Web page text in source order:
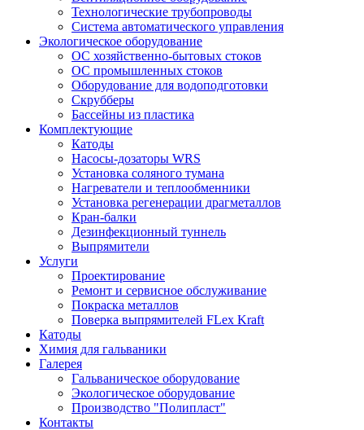
Технологические трубопроводы
Система автоматического управления
Экологическое оборудование
ОС хозяйственно-бытовых стоков
ОС промышленных стоков
Оборудование для водоподготовки
Скрубберы
Бассейны из пластика
Комплектующие
Катоды
Насосы-дозаторы WRS
Установка соляного тумана
Нагреватели и теплообменники
Установка регенерации драгметаллов
Кран-балки
Дезинфекционный туннель
Выпрямители
Услуги
Проектирование
Ремонт и сервисное обслуживание
Покраска металлов
Поверка выпрямителей FLex Kraft
Катоды
Химия для гальваники
Галерея
Гальваническое оборудование
Экологическое оборудование
Производство "Полипласт"
Контакты